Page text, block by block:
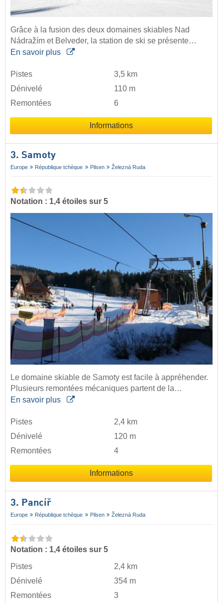
Grâce à la fusion des deux domaines skiables Nad
Nádražím et Belveder, la station de ski se présente…
En savoir plus
Pistes
3,5 km
Dénivelé
110 m
Remontées
6
Informations
3. Samoty
Europe République tchèque Pilsen Železná Ruda
Notation : 1,4 étoiles sur 5
Le domaine skiable de Samoty est facile à appréhender.
Plusieurs remontées mécaniques partent de la…
En savoir plus
Pistes
2,4 km
Dénivelé
120 m
Remontées
4
Informations
3. Pancíř
Europe République tchèque Pilsen Železná Ruda
Notation : 1,4 étoiles sur 5
Pistes
2,4 km
Dénivelé
354 m
Remontées
3